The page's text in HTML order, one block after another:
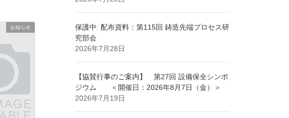
お知らせ
保護中: 配布資料：第115回 鋳造先端プロセス研
究部会
2026年7月28日
【協賛行事のご案内】 第27回 設備保全シンポ
ジウム ＜開催日：2026年8月7日（金）＞
2026年7月19日